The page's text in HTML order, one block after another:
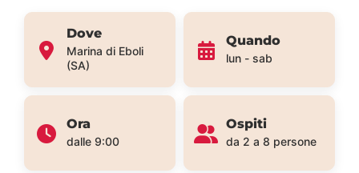
Dove
Marina di Eboli
(SA)
Quando
lun - sab
Ora
dalle 9:00
Ospiti
da 2 a 8 persone